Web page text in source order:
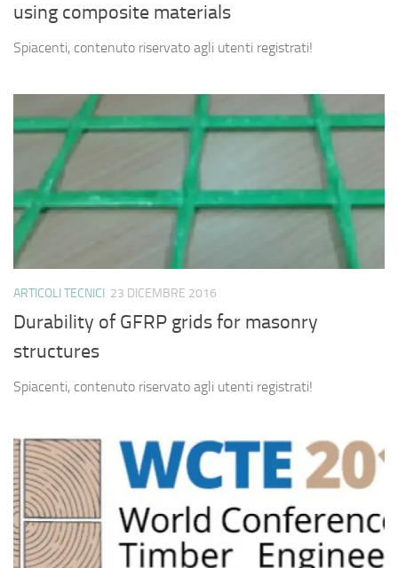
using composite materials
Spiacenti, contenuto riservato agli utenti registrati!
ARTICOLI TECNICI 23 DICEMBRE 2016
Durability of GFRP grids for masonry
structures
Spiacenti, contenuto riservato agli utenti registrati!